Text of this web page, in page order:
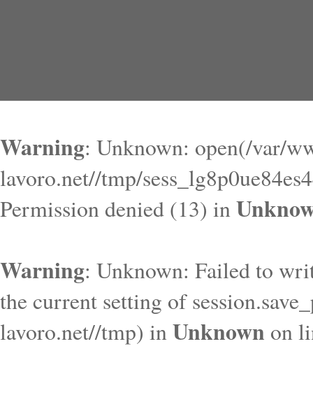
Warning: Unknown: open(/var/
lavoro.net//tmp/
Permission denied (13) in
Warning: Unknown: Failed to
the current setting of
lavoro.net//tmp) inUnknown on